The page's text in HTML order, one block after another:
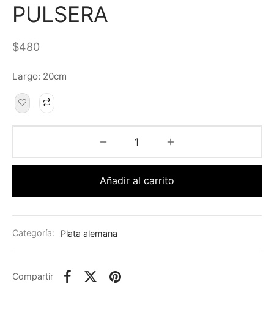
PULSERA
$480
Largo: 20cm
Añadir al carrito
Categoría: Plata alemana
Compartir